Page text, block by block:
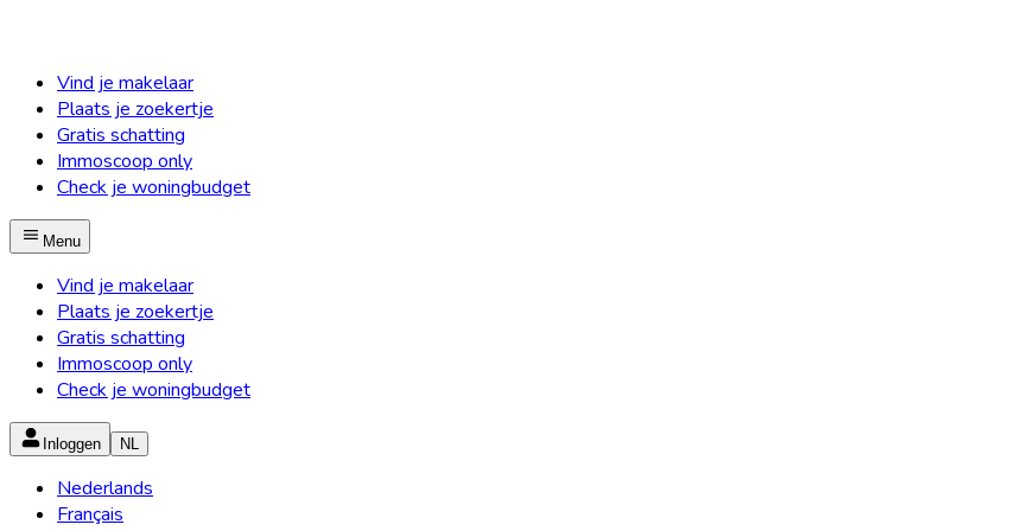
Vind je makelaar
Plaats je zoekertje
Gratis schatting
Immoscoop only
Check je woningbudget
Menu
Vind je makelaar
Plaats je zoekertje
Gratis schatting
Immoscoop only
Check je woningbudget
Inloggen NL
Nederlands
Français